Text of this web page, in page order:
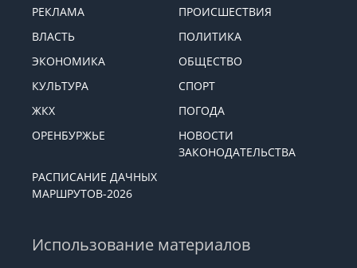
РЕКЛАМА
ПРОИСШЕСТВИЯ
ВЛАСТЬ
ПОЛИТИКА
ЭКОНОМИКА
ОБЩЕСТВО
КУЛЬТУРА
СПОРТ
ЖКХ
ПОГОДА
ОРЕНБУРЖЬЕ
НОВОСТИ
ЗАКОНОДАТЕЛЬСТВА
РАСПИСАНИЕ ДАЧНЫХ
МАРШРУТОВ-2026
Использование материалов